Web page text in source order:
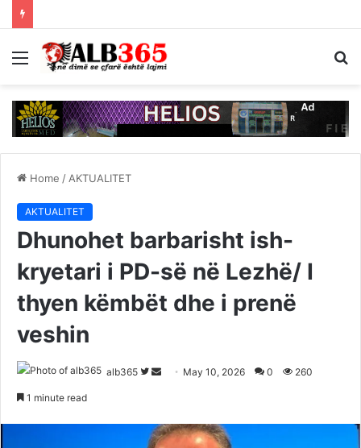
Menu
Home / AKTUALITET
AKTUALITET
Dhunohet barbarisht ish-
kryetari i PD-së në Lezhë/ I
thyen këmbët dhe i prenë
veshin
alb365
Follow
Send May 10, 2026 0 260
1 minute read